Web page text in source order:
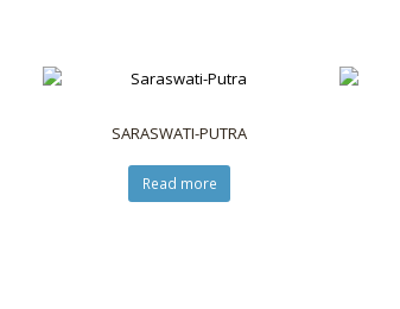
SARASWATI-PUTRA
Read more